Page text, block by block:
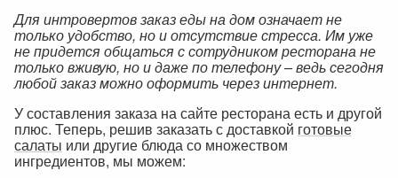
Для интровертов заказ еды на дом означает не
только удобство, но и отсутствие стресса. Им уже
не придется общаться с сотрудником ресторана не
только вживую, но и даже по телефону – ведь сегодня
любой заказ можно оформить через интернет.
У составления заказа на сайте ресторана есть и другой
плюс. Теперь, решив заказать с доставкой готовые
салаты или другие блюда со множеством
ингредиентов, мы можем: